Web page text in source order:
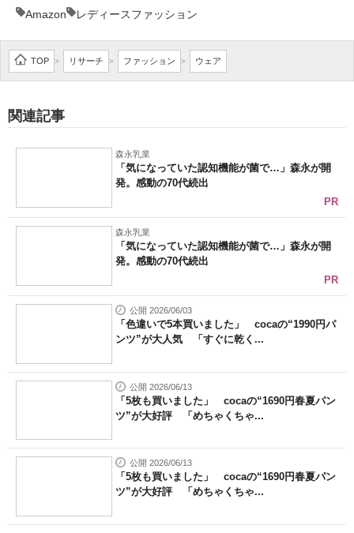
企業向けIT製品の総合サイト
製造業のIT導入・活用を支援
モノづくり技術者専門サイト
電子設計の基本と応用
エネルギーの専門メディア
建設×テクノロジーの最前線
ちょっと気になるネットの話題
Amazon レディースファッション
TOP > リサーチ > ファッション > ウェア
関連記事
森永乳業
「気になっていた認知機能が菌で…」森永が開
発。感動の70代続出
PR
森永乳業
「気になっていた認知機能が菌で…」森永が開
発。感動の70代続出
PR
公開 2026/06/03
「色違いで5本買いました」 cocaの“1990円パ
ンツ”が大人気 「すぐに乾く...
公開 2026/06/13
「5枚も買いました」 cocaの“1690円春夏パン
ツ”が大好評 「めちゃくちゃ...
公開 2026/06/13
「5枚も買いました」 cocaの“1690円春夏パン
ツ”が大好評 「めちゃくちゃ...